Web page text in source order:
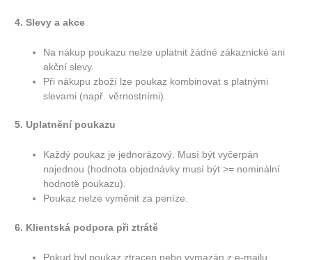
4. Slevy a akce
Na nákup poukazu nelze uplatnit žádné zákaznické ani
akční slevy.
Při nákupu zboží lze poukaz kombinovat s platnými
slevami (např. věrnostními).
5. Uplatnění poukazu
Každý poukaz je jednorázový. Musí být vyčerpán
najednou (hodnota objednávky musí být >= nominální
hodnotě poukazu).
Poukaz nelze vyměnit za peníze.
6. Klientská podpora při ztrátě
Pokud byl poukaz ztracen nebo vymazán z e-mailu,